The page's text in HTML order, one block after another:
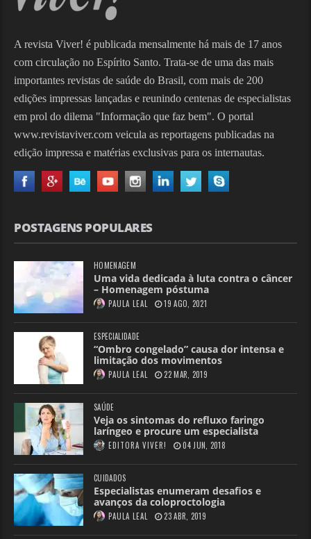
A revista Viver! é publicada mensalmente há mais de 17 anos
com circulação no Espírito Santo. Trata-se de uma das mais
importantes revistas de saúde do Brasil, com mais de 200
edições impressas lançadas e reunindo centenas de especialistas
em prol do dilema "Informação que faz bem". O portal
www.revistaviver.com veicula as reportagens publicadas na
edição impressa e matérias exclusivas para os internautas.
POSTAGENS POPULARES
HOMENAGEM
Uma vida dedicada à luta contra o câncer
– Homenagem póstuma
PAULA LEAL 19 AGO, 2021
ESPECIALIDADE
“Ombro congelado” causa dor intensa e
limitação dos movimentos
PAULA LEAL 22 MAR, 2019
SAÚDE
Veja os sintomas do refluxo faringo
laríngeo e procure um especialista
EDITORA VIVER! 04 JUN, 2018
CUIDADOS
Especialistas enumeram desafios e
avanços da coloproctologia
PAULA LEAL 23 ABR, 2019